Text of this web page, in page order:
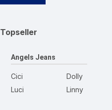
Topseller
Angels Jeans
Cici
Luci
Dolly
Linny